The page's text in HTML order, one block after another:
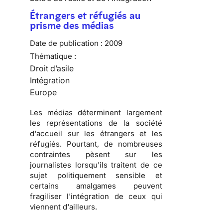
Étrangers et réfugiés au
prisme des médias
Date de publication : 2009
Thématique :
Droit d’asile
Intégration
Europe
Les médias déterminent largement
les représentations de la société
d'accueil sur les étrangers et les
réfugiés. Pourtant, de nombreuses
contraintes pèsent sur les
journalistes lorsqu'ils traitent de ce
sujet politiquement sensible et
certains amalgames peuvent
fragiliser l'intégration de ceux qui
viennent d'ailleurs.